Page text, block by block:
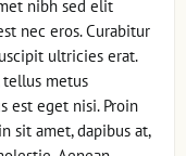
nibh sed elit
nec eros. Curabitur
ultricies erat.
tellus metus
est eget nisi. Proin
sit amet, dapibus at,